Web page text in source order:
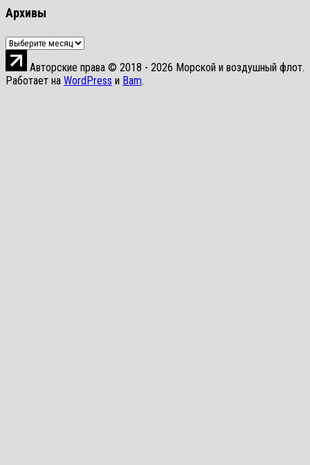
Архивы
Архивы
Авторские права © 2018 - 2026 Морской и воздушный флот.
Работает на WordPress и Bam.